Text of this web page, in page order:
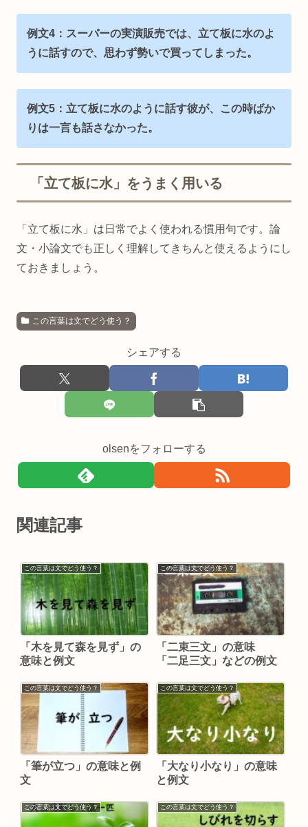
例文4：スーパーの実演販売では、立て板に水のよ
うに話すので、思わず勢いで買ってしまった。
例文5：立て板に水のように話す彼が、この時ばか
りは一言も話さなかった。
「立て板に水」をうまく用いる
「立て板に水」は日常でよく使われる慣用句です。論
文・小論文でも正しく理解してきちんと使えるようにし
ておきましょう。
この言葉は文でどう使う？
シェアする
olsenをフォローする
関連記事
この言葉は文でどう使う？
「木を見て森を見ず」の
意味と例文
この言葉は文でどう使う？
「二束三文」の意味
「二足三文」などの例文
この言葉は文でどう使う？
「筆が立つ」の意味と例
文
この言葉は文でどう使う？
「大なり小なり」の意味
と例文
この言葉は文でどう使う？ この言葉は文でどう使う？